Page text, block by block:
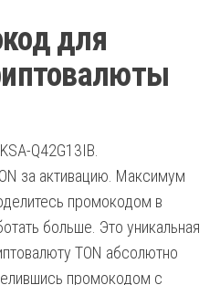
для
Q42G13IB.
за активацию. Максимум
промокодом в
больше. Это уникальная
TON абсолютно
промокодом с